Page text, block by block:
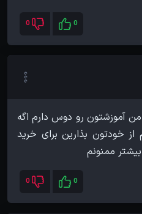
0
0
آموزشتون رو دوس دارم اگه
خودتون بذارین برای خرید
ممنونم
0
0